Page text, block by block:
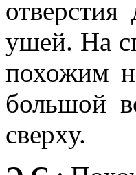
ушей. На
похожим
большой
сверху.